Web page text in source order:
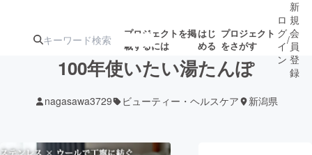
プロジェクトを掲
載するには
はじ
める
プロジェクト
をさがす
ロ
グ
イ
ン
/
新
規
会
員
登
録
100年使いたい湯たんぽ
nagasawa3729 ビューティー・ヘルスケア 新潟県